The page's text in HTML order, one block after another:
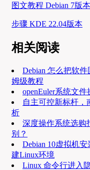
图文教程 Debian 7版本
步骤 KDE 22.04版本
相关阅读
Debian 怎么把软
姆级教程
openEuler系统文
自主可控新标杆，
析
深度操作系统选购
别？
Debian 10虚拟机
建Linux环境
Linux 命令行进入